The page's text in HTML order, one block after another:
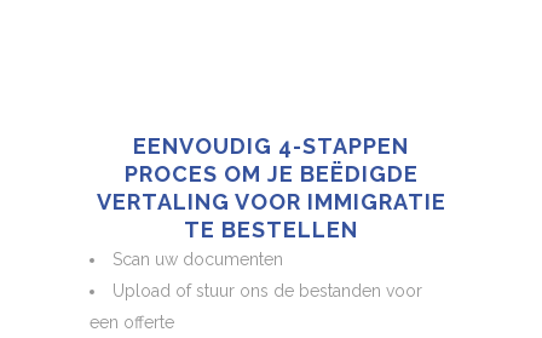
EENVOUDIG 4-STAPPEN
PROCES OM JE BEËDIGDE
VERTALING VOOR IMMIGRATIE
TE BESTELLEN
Scan uw documenten
Upload of stuur ons de bestanden voor
een offerte